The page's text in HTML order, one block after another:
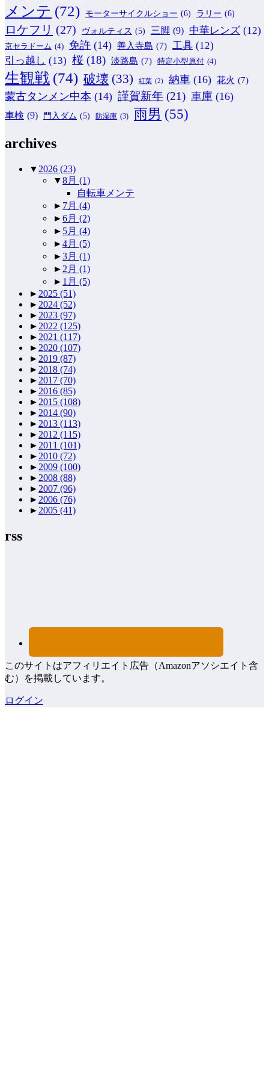
メンテ (72) モーターサイクルショー (6) ラリー (6)
ロケフリ (27) ヴォルティス (5) 三脚 (9) 中華レンズ (12)
京セラドーム (4) 免許 (14) 善入寺島 (7) 工具 (12)
引っ越し (13) 桜 (18) 淡路島 (7) 特定小型原付 (4)
生観戦 (74) 破壊 (33) 紅葉 (2) 納車 (16) 花火 (7)
蒙古タンメン中本 (14) 謹賀新年 (21) 車庫 (16)
車検 (9) 門入ダム (5) 防湿庫 (3) 雨男 (55)
archives
▼ 2026 (23)
▼8月 (1)
自転車メンテ
► 7月 (4)
►6月 (2)
► 5月 (4)
►4月 (5)
►3月 (1)
► 2月 (1)
► 1月 (5)
► 2025 (51)
► 2024 (52)
► 2023 (97)
► 2022 (125)
► 2021 (117)
► 2020 (107)
► 2019 (87)
► 2018 (74)
► 2017 (70)
► 2016 (85)
► 2015 (108)
► 2014 (90)
► 2013 (113)
► 2012 (115)
► 2011 (101)
► 2010 (72)
► 2009 (100)
► 2008 (88)
► 2007 (96)
► 2006 (76)
► 2005 (41)
rss
このサイトはアフィリエイト広告（Amazonアソシエイト含
む）を掲載しています。
ログイン